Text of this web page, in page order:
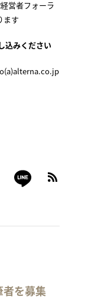
営者フォーラ
ます
込みください
を募集